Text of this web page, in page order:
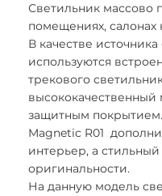
Светильник массово
помещениях,
В качестве
используются
трекового
защитным
Magnetic R01
интерьер, а
оригинальности.
На данную модель